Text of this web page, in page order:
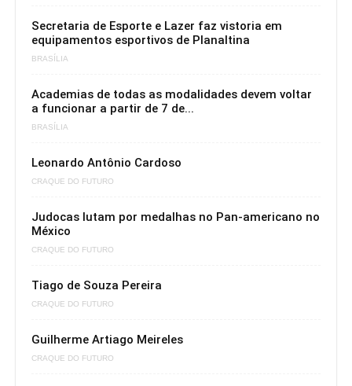
Secretaria de Esporte e Lazer faz vistoria em
equipamentos esportivos de Planaltina
BRASÍLIA
Academias de todas as modalidades devem voltar
a funcionar a partir de 7 de...
BRASÍLIA
Leonardo Antônio Cardoso
CRAQUE DO FUTURO
Judocas lutam por medalhas no Pan-americano no
México
CRAQUE DO FUTURO
Tiago de Souza Pereira
CRAQUE DO FUTURO
Guilherme Artiago Meireles
CRAQUE DO FUTURO